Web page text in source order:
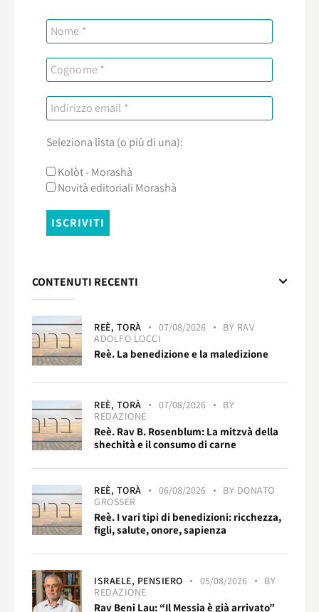
Seleziona lista (o più di una):
Kolòt - Morashà
Novità editoriali Morashà
CONTENUTI RECENTI
REÈ, TORÀ 07/08/2026 BY RAV
ADOLFO LOCCI
Reè. La benedizione e la maledizione
REÈ, TORÀ 07/08/2026
BY
REDAZIONE
Reè. Rav B. Rosenblum: La mitzvà della
shechità e il consumo di carne
REÈ, TORÀ 06/08/2026 BY DONATO
GROSSER
Reè. I vari tipi di benedizioni: ricchezza,
figli, salute, onore, sapienza
ISRAELE, PENSIERO 05/08/2026
BY
REDAZIONE
Rav Beni Lau: “Il Messia è già arrivato”